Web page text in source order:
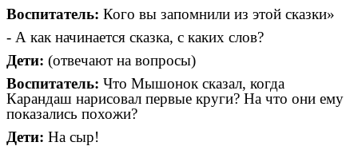
Воспитатель: Кого вы запомнили из этой сказки»
- А как начинается сказка, с каких слов?
Дети: (отвечают на вопросы)
Воспитатель: Что Мышонок сказал, когда
Карандаш нарисовал первые круги? На что они ему
показались похожи?
Дети: На сыр!